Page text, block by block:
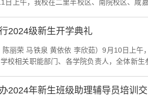
日上午，我校在二里半校区、南院校区、咸
仪式，各学院党委副书记、新生辅导员参加了
2024级新生开学典礼
陈丽荣 马铁泉 黄依依 李欣茹）9月10日上
校相关职能部门、各学院负责人，全体新
、中共第二十届中央候补委员、中国工程院院
2024年新生班级助理辅导员培训